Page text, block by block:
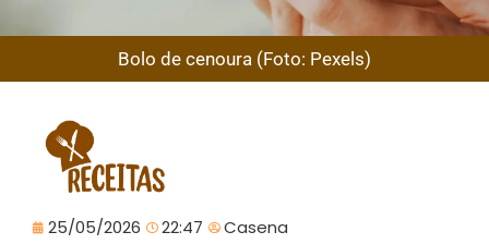
Bolo de cenoura (Foto: Pexels)
25/05/2026 22:47 Casena